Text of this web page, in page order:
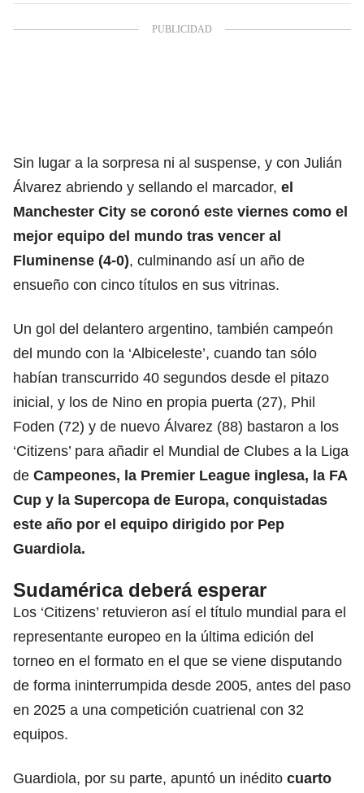
Sin lugar a la sorpresa ni al suspense, y con Julián
Álvarez abriendo y sellando el marcador, el
Manchester City se coronó este viernes como el
mejor equipo del mundo tras vencer al
Fluminense (4-0), culminando así un año de
ensueño con cinco títulos en sus vitrinas.
Un gol del delantero argentino, también campeón
del mundo con la ‘Albiceleste’, cuando tan sólo
habían transcurrido 40 segundos desde el pitazo
inicial, y los de Nino en propia puerta (27), Phil
Foden (72) y de nuevo Álvarez (88) bastaron a los
‘Citizens’ para añadir el Mundial de Clubes a la Liga
de Campeones, la Premier League inglesa, la FA
Cup y la Supercopa de Europa, conquistadas
este año por el equipo dirigido por Pep
Guardiola.
Sudamérica deberá esperar
Los ‘Citizens’ retuvieron así el título mundial para el
representante europeo en la última edición del
torneo en el formato en el que se viene disputando
de forma ininterrumpida desde 2005, antes del paso
en 2025 a una competición cuatrienal con 32
equipos.
Guardiola, por su parte, apuntó un inédito cuarto